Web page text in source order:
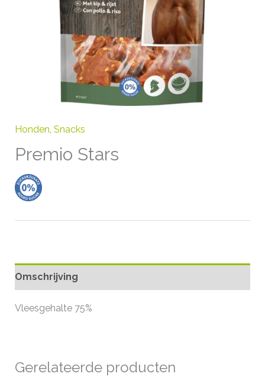
Honden, Snacks
Premio Stars
Omschrijving
Vleesgehalte 75%
Gerelateerde producten